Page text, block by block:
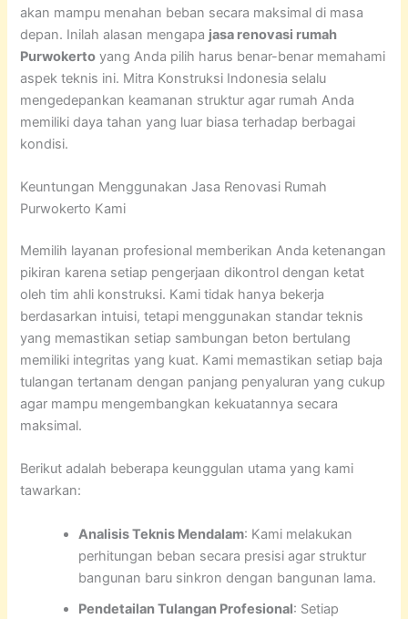
akan mampu menahan beban secara maksimal di masa
depan. Inilah alasan mengapa jasa renovasi rumah
Purwokerto yang Anda pilih harus benar-benar memahami
aspek teknis ini. Mitra Konstruksi Indonesia selalu
mengedepankan keamanan struktur agar rumah Anda
memiliki daya tahan yang luar biasa terhadap berbagai
kondisi.
Keuntungan Menggunakan Jasa Renovasi Rumah
Purwokerto Kami
Memilih layanan profesional memberikan Anda ketenangan
pikiran karena setiap pengerjaan dikontrol dengan ketat
oleh tim ahli konstruksi. Kami tidak hanya bekerja
berdasarkan intuisi, tetapi menggunakan standar teknis
yang memastikan setiap sambungan beton bertulang
memiliki integritas yang kuat. Kami memastikan setiap baja
tulangan tertanam dengan panjang penyaluran yang cukup
agar mampu mengembangkan kekuatannya secara
maksimal.
Berikut adalah beberapa keunggulan utama yang kami
tawarkan:
Analisis Teknis Mendalam: Kami melakukan
perhitungan beban secara presisi agar struktur
bangunan baru sinkron dengan bangunan lama.
Pendetailan Tulangan Profesional: Setiap